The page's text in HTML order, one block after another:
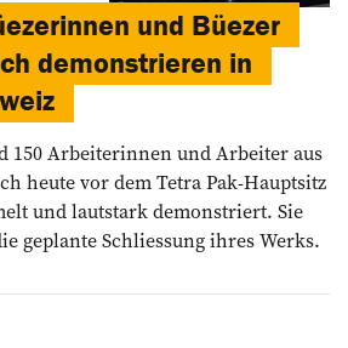
und Büezer
demonstrieren in
150 Arbeiterinnen und Arbeiter aus
heute vor dem Tetra Pak-Hauptsitz
und lautstark demonstriert. Sie
geplante Schliessung ihres Werks.